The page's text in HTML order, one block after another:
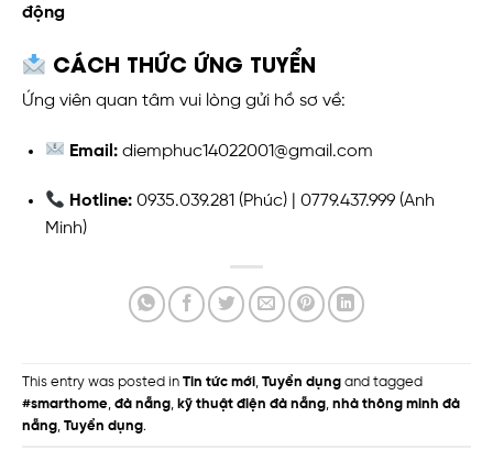
động
CÁCH THỨC ỨNG TUYỂN
Ứng viên quan tâm vui lòng gửi hồ sơ về:
Email: diemphuc14022001@gmail.com
Hotline: 0935.039.281 (Phúc) | 0779.437.999 (Anh
Minh)
This entry was posted in Tin tức mới, Tuyển dụng and tagged
#smarthome, đà nẵng, kỹ thuật điện đà nẵng, nhà thông minh đà
nẵng, Tuyển dụng.